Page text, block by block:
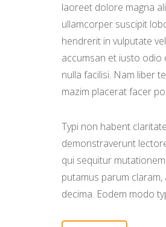
laoreet dolore magna
ullamcorper suscipit
hendrerit in vulputate
accumsan et iusto odio
nulla facilisi. Nam liber
mazim placerat facer
Typi non habent
demonstraverunt
qui sequitur
putamus parum
decima. Eodem modo